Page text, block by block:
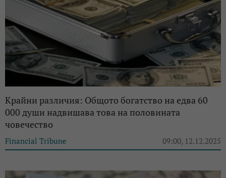
Крайни различия: Общото богатство на едва 60
000 души надвишава това на половината
човечество
Financial Tribune 09:00, 12.12.2025